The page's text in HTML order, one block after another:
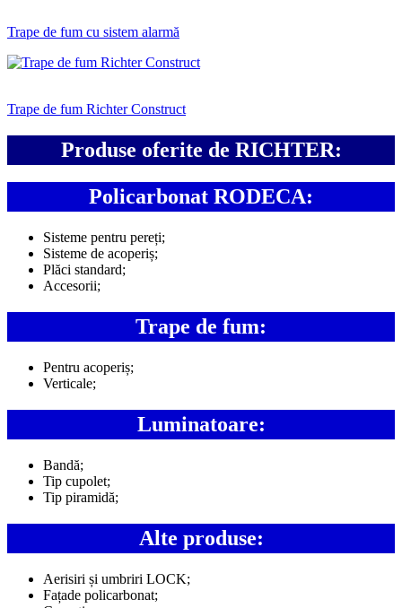
Trape de fum cu sistem alarmă
Trape de fum Richter Construct
Produse oferite de RICHTER:
Policarbonat RODECA:
Sisteme pentru pereți;
Sisteme de acoperiș;
Plăci standard;
Accesorii;
Trape de fum:
Pentru acoperiș;
Verticale;
Luminatoare:
Bandă;
Tip cupolet;
Tip piramidă;
Alte produse:
Aerisiri și umbriri LOCK;
Fațade policarbonat;